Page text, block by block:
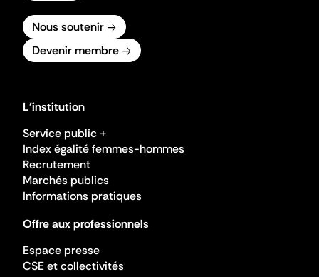
Nous soutenir
Devenir membre
L'institution
Service public +
Index égalité femmes-hommes
Recrutement
Marchés publics
Informations pratiques
Offre aux professionnels
Espace presse
CSE et collectivités